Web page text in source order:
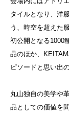
タイルとなり、洋
う、時空を超えた
初公開となる1000
品のほか、
ピソードと思い出
丸山独自の美学や
品としての価値を